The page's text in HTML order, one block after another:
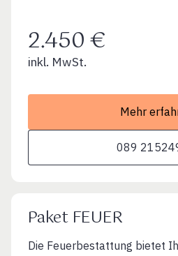
2.450 €
inkl. MwSt.
Mehr
089
Paket FEUER
Die Feuerbestattung bietet